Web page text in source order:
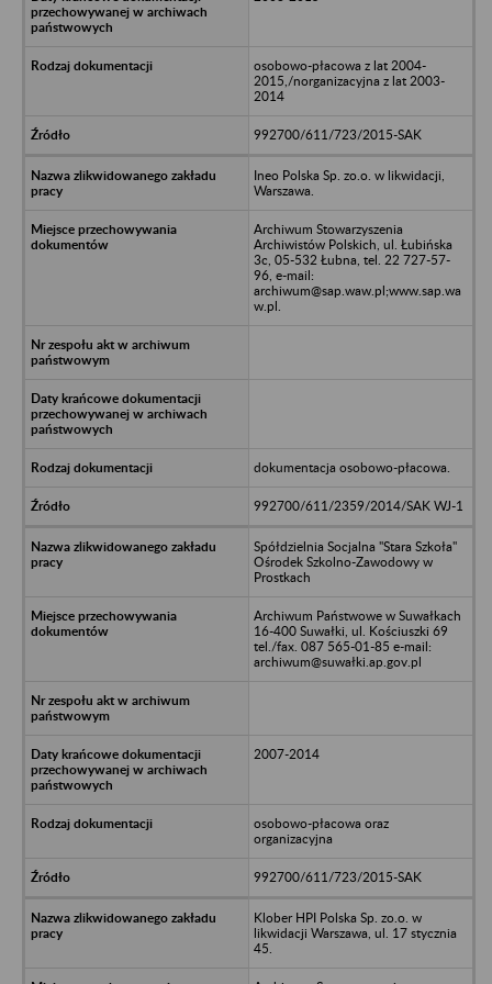
osobowo-płacowa z lat 2004-
2015,/norganizacyjna z lat 2003-
2014
992700/611/723/2015-SAK
Ineo Polska Sp. zo.o. w likwidacji,
Warszawa.
Archiwum Stowarzyszenia
Archiwistów Polskich, ul. Łubińska
3c, 05-532 Łubna, tel. 22 727-57-
96, e-mail:
archiwum@sap.waw.pl;www.sap.wa
w.pl.
dokumentacja osobowo-płacowa.
992700/611/2359/2014/SAK WJ-1
Spółdzielnia Socjalna "Stara Szkoła"
Ośrodek Szkolno-Zawodowy w
Prostkach
Archiwum Państwowe w Suwałkach
16-400 Suwałki, ul. Kościuszki 69
tel./fax. 087 565-01-85 e-mail:
archiwum@suwałki.ap.gov.pl
2007-2014
osobowo-płacowa oraz
organizacyjna
992700/611/723/2015-SAK
Klober HPI Polska Sp. zo.o. w
likwidacji Warszawa, ul. 17 stycznia
45.